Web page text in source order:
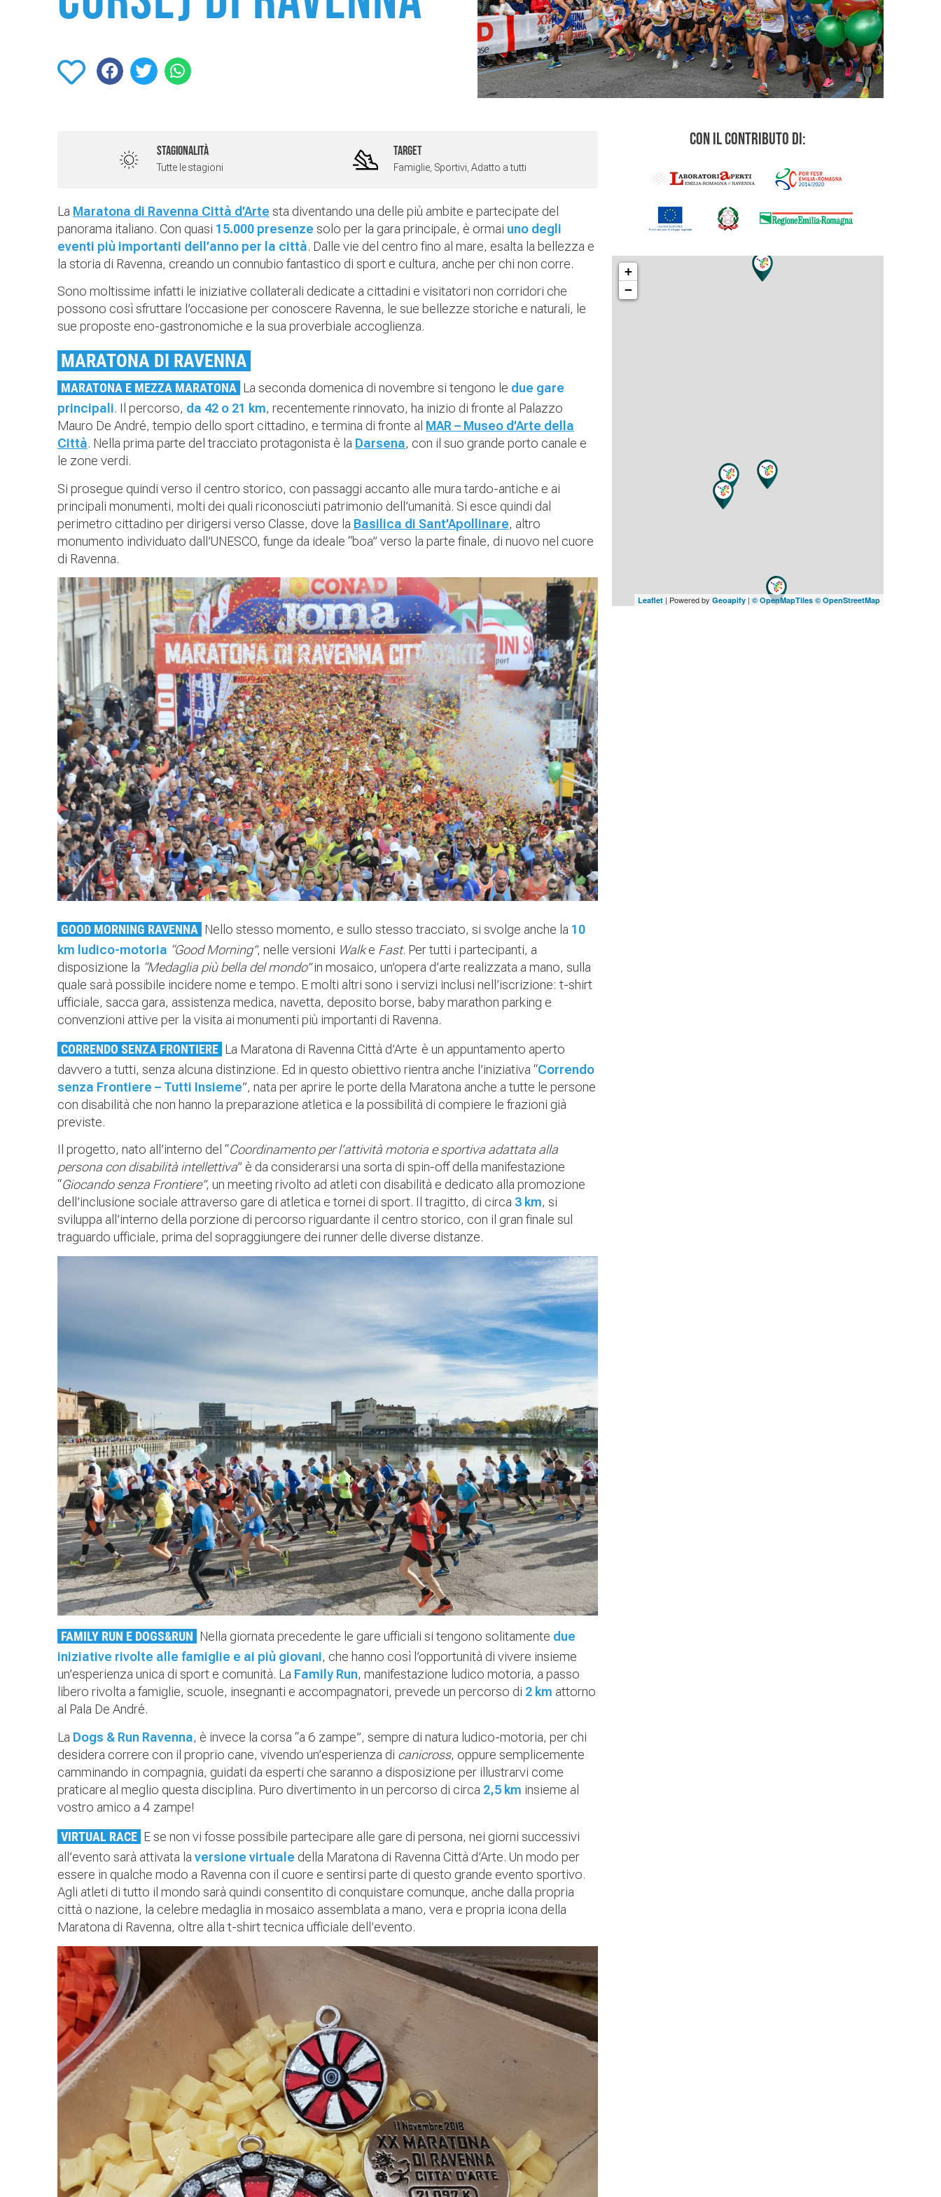
STAGIONALITÀ
Tutte le stagioni
TARGET
Famiglie, Sportivi, Adatto a tutti
La Maratona di Ravenna Città d’Arte sta diventando una delle più ambite e partecipate del
panorama italiano. Con quasi 15.000 presenze solo per la gara principale, è ormai uno degli
eventi più importanti dell’anno per la città. Dalle vie del centro fino al mare, esalta la bellezza e
la storia di Ravenna, creando un connubio fantastico di sport e cultura, anche per chi non corre.
Sono moltissime infatti le iniziative collaterali dedicate a cittadini e visitatori non corridori che
possono così sfruttare l’occasione per conoscere Ravenna, le sue bellezze storiche e naturali, le
sue proposte eno-gastronomiche e la sua proverbiale accoglienza.
MARATONA DI RAVENNA
MARATONA E MEZZA MARATONA La seconda domenica di novembre si tengono le due gare
principali. Il percorso, da 42 o 21 km, recentemente rinnovato, ha inizio di fronte al Palazzo
Mauro De André, tempio dello sport cittadino, e termina di fronte al MAR – Museo d’Arte della
Città. Nella prima parte del tracciato protagonista è la Darsena, con il suo grande porto canale e
le zone verdi.
Si prosegue quindi verso il centro storico, con passaggi accanto alle mura tardo-antiche e ai
principali monumenti, molti dei quali riconosciuti patrimonio dell’umanità. Si esce quindi dal
perimetro cittadino per dirigersi verso Classe, dove la Basilica di Sant’Apollinare, altro
monumento individuato dall’UNESCO, funge da ideale “boa” verso la parte finale, di nuovo nel cuore
di Ravenna.
GOOD MORNING RAVENNA Nello stesso momento, e sullo stesso tracciato, si svolge anche la 10
km ludico-motoria “Good Morning”, nelle versioni Walke Fast. Per tutti i partecipanti, a
disposizione la “Medaglia più bella del mondo”in mosaico, un’opera d’arte realizzata a mano, sulla
quale sarà possibile incidere nome e tempo. E molti altri sono i servizi inclusi nell’iscrizione: t-shirt
ufficiale, sacca gara, assistenza medica, navetta, deposito borse, baby marathon parking e
convenzioni attive per la visita ai monumenti più importanti di Ravenna.
CORRENDO SENZA FRONTIERE La Maratona di Ravenna Città d’Arte è un appuntamento aperto
davvero a tutti, senza alcuna distinzione. Ed in questo obiettivo rientra anche l’iniziativa “Correndo
senza Frontiere – Tutti Insieme”, nata per aprire le porte della Maratona anche a tutte le persone
con disabilità che non hanno la preparazione atletica e la possibilità di compiere le frazioni già
previste.
Il progetto, nato all’interno del “Coordinamento per l’attività motoria e sportiva adattata alla
persona con disabilità intellettiva” è da considerarsi una sorta di spin-off della manifestazione
“Giocando senza Frontiere”, un meeting rivolto ad atleti con disabilità e dedicato alla promozione
dell’inclusione sociale attraverso gare di atletica e tornei di sport. Il tragitto, di circa 3 km, si
sviluppa all’interno della porzione di percorso riguardante il centro storico, con il gran finale sul
traguardo ufficiale, prima del sopraggiungere dei runner delle diverse distanze.
FAMILY RUN E DOGS&RUN Nella giornata precedente le gare ufficiali si tengono solitamente due
iniziative rivolte alle famiglie e ai più giovani, che hanno così l’opportunità di vivere insieme
un’esperienza unica di sport e comunità. La Family Run, manifestazione ludico motoria, a passo
libero rivolta a famiglie, scuole, insegnanti e accompagnatori, prevede un percorso di 2 km attorno
al Pala De André.
La Dogs & Run Ravenna, è invece la corsa “a 6 zampe”, sempre di natura ludico-motoria, per chi
desidera correre con il proprio cane, vivendo un’esperienza di canicross, oppure semplicemente
camminando in compagnia, guidati da esperti che saranno a disposizione per illustrarvi come
praticare al meglio questa disciplina. Puro divertimento in un percorso di circa 2,5 km insieme al
vostro amico a 4 zampe!
VIRTUAL RACE E se non vi fosse possibile partecipare alle gare di persona, nei giorni successivi
all’evento sarà attivata laversione virtuale della Maratona di Ravenna Città d’Arte. Un modo per
essere in qualche modo a Ravenna con il cuore e sentirsi parte di questo grande evento sportivo.
Agli atleti di tutto il mondo sarà quindi consentito di conquistare comunque, anche dalla propria
città o nazione, la celebre medaglia in mosaico assemblata a mano, vera e propria icona della
Maratona di Ravenna, oltre alla t-shirt tecnica ufficiale dell’evento.
Con il contributo di:
+
−
Leaflet| Powered by Geoapify| © OpenMapTiles © OpenStreetMap